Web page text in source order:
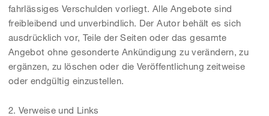
fahrlässiges Verschulden vorliegt. Alle Angebote sind
freibleibend und unverbindlich. Der Autor behält es sich
ausdrücklich vor, Teile der Seiten oder das gesamte
Angebot ohne gesonderte Ankündigung zu verändern, zu
ergänzen, zu löschen oder die Veröffentlichung zeitweise
oder endgültig einzustellen.
2. Verweise und Links